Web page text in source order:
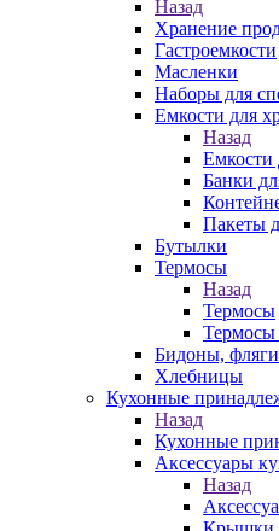
Назад
Хранение
Гастроемкости
Масленки
Наборы для
Емкости для
Назад
Емкости
Банки
Пакеты
Бутылки
Термосы
Назад
Термосы
Бидоны, фляги
Хлебницы
Кухонные
Назад
Кухонные
Аксессуары
Назад